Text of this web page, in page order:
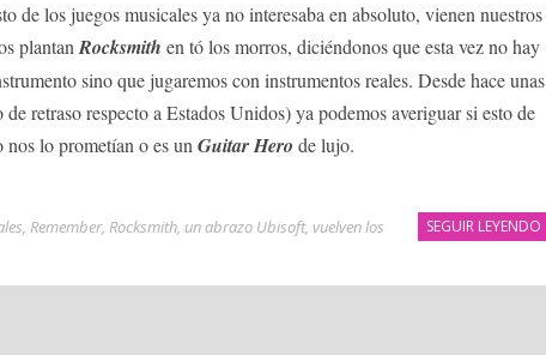
de los juegos musicales ya no interesaba en absoluto, vienen nuestros
plantan Rocksmith en tó los morros, diciéndonos que esta vez no hay
sino que jugaremos con instrumentos reales. Desde hace unas
retraso respecto a Estados Unidos) ya podemos averiguar si esto de
nos lo prometían o es un Guitar Hero de lujo.
SEGUIR LEYENDO
, Remember, Rocksmith, un abrazo Ubisoft, vuelven los